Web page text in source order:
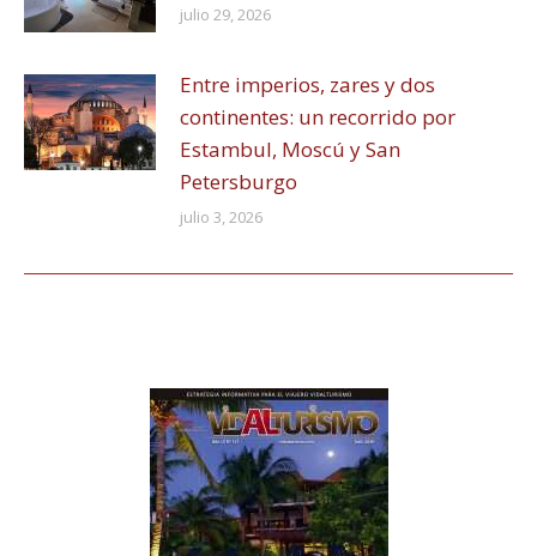
julio 29, 2026
Entre imperios, zares y dos
continentes: un recorrido por
Estambul, Moscú y San
Petersburgo
julio 3, 2026